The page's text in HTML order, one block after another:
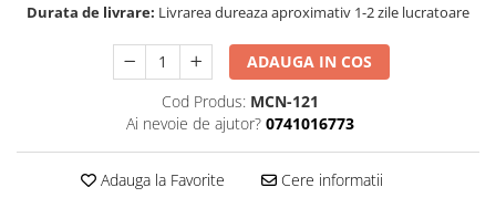
Durata de livrare: Livrarea dureaza aproximativ 1-2 zile lucratoare
ADAUGA IN COS
Cod Produs: MCN-121
Ai nevoie de ajutor? 0741016773
Adauga la Favorite Cere informatii